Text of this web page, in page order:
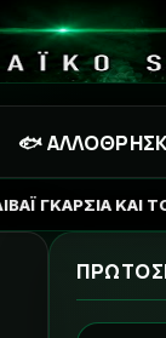
🐟
ΓΙΑ